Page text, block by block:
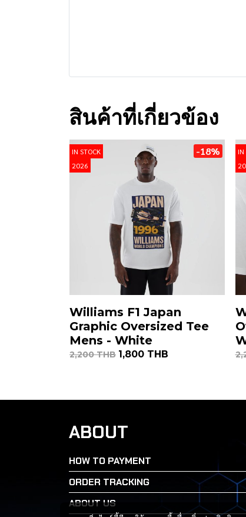
สินค้าที่เกี่ยวข้อง
IN STOCK
2026
-18%
Williams F1 Japan
Graphic Oversized Tee
Mens - White
2,200 THB 1,800 THB
IN
ABOUT
HOW TO PAYMENT
ORDER TRACKING
ABOUT US